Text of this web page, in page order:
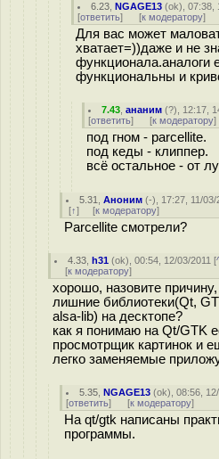
6.23 ,NGAGE13 (ok), 07:38,
[ответить] [к модератору]
Для вас может
хватает=))даже и не
функционала.аналоги
функциональны и
7.43 ,ананим (?), 12:17,
[ответить] [к модератору]
под гном - parcellite.
под кеды - клиппер.
всё остальное - от
5.31 ,Аноним (-), 17:27, 11/03/
[↑] [к модератору]
Parcellite смотрели?
4.33 ,h31 (ok), 00:54, 12/03/2011 [
[к модератору]
хорошо, назовите
лишние библиотеки(Qt,
alsa-lib) на десктопе?
как я понимаю на Qt/GTK
просмотрщик картинок и
легко заменяемые
5.35 ,NGAGE13 (ok), 08:56,
[ответить] [к модератору]
На qt/gtk написаны
программы.